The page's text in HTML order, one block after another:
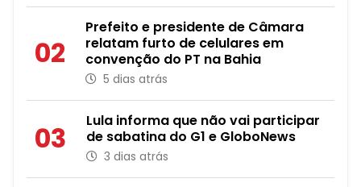
02
Prefeito e presidente de Câmara
relatam furto de celulares em
convenção do PT na Bahia
5 dias atrás
03
Lula informa que não vai participar
de sabatina do G1 e GloboNews
3 dias atrás